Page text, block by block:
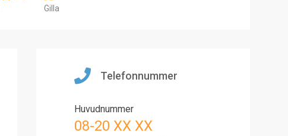
Gilla
Telefonnummer
Huvudnummer
08-20 XX XX